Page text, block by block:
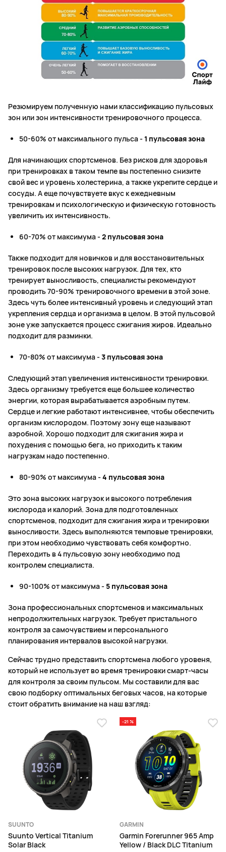
Резюмируем полученную нами классификацию пульсовых
зон или зон интенсивности тренировочного процесса.
50-60% от максимального пульса - 1 пульсовая зона
Для начинающих спортсменов. Без рисков для здоровья
при тренировках в таком темпе вы постепенно снизите
свой вес и уровень холестерина, а также укрепите сердце и
сосуды. А еще почувствуете вкус к ежедневным
тренировкам и психологическую и физическую готовность
увеличить их интенсивность.
60-70% от максимума - 2 пульсовая зона
Также подходит для новичков и для восстановительных
тренировок после высоких нагрузок. Для тех, кто
тренирует выносливость, специалисты рекомендуют
проводить 70-90% тренировочного времени в этой зоне.
Здесь чуть более интенсивный уровень и следующий этап
укрепления сердца и организма в целом. В этой пульсовой
зоне уже запускается процесс сжигания жиров. Идеально
подходит для разминки.
70-80% от максимума - 3 пульсовая зона
Следующий этап увеличения интенсивности тренировки.
Здесь организму требуется еще большее количество
энергии, которая вырабатывается аэробным путем.
Сердце и легкие работают интенсивнее, чтобы обеспечить
организм кислородом. Поэтому зону еще называют
аэробной. Хорошо подходит для сжигания жира и
похудения с помощью бега, но приходить к таким
нагрузкам надо постепенно.
80-90% от максимума - 4 пульсовая зона
Это зона высоких нагрузок и высокого потребления
кислорода и калорий. Зона для подготовленных
спортсменов, подходит для сжигания жира и тренировки
выносливости. Здесь выполняются темповые тренировки,
при этом необходимо чувствовать себя комфортно.
Переходить в 4 пульсовую зону необходимо под
контролем специалиста.
90-100% от максимума - 5 пульсовая зона
Зона профессиональных спортсменов и максимальных
непродолжительных нагрузок. Требует пристального
контроля за самочувствием и персонального
планирования интервалов высокой нагрузки.
Сейчас трудно представить спортсмена любого уровеня,
который не использует во время тренировки смарт-часы
для контроля за своим пульсом. Мы составили для вас
свою подборку оптимальных беговых часов, на которые
стоит обратить внимание на наш взгляд:
SUUNTO
Suunto Vertical Titanium
Solar Black
-21 %
GARMIN
Garmin Forerunner 965 Amp
Yellow / Black DLC Titanium